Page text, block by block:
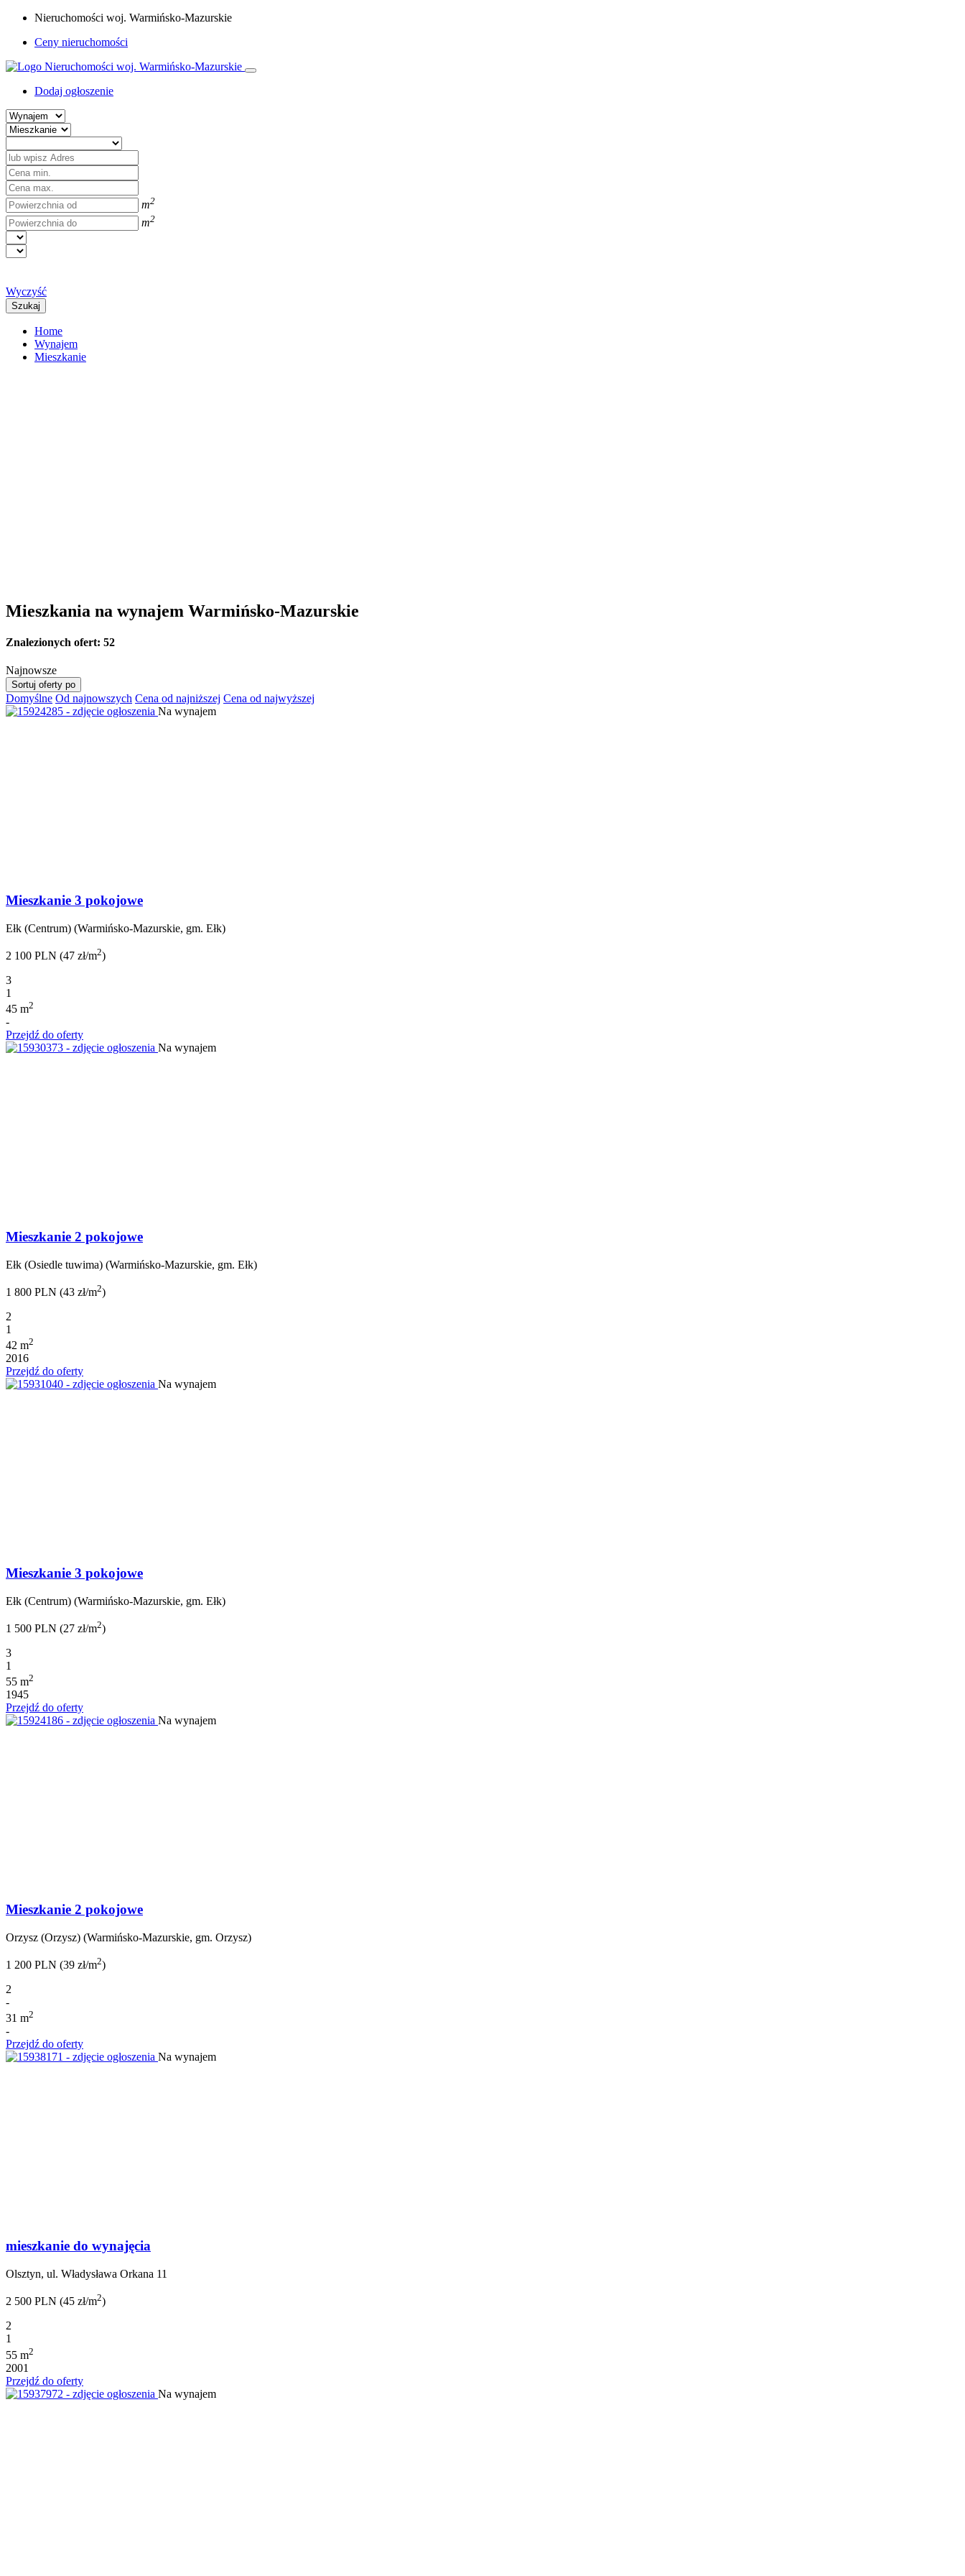
Nieruchomości woj. Warmińsko-Mazurskie
Ceny nieruchomości
Dodaj ogłoszenie
m2
m2
Wyczyść
Szukaj
Home
Wynajem
Mieszkanie
Mieszkania na wynajem Warmińsko-Mazurskie
Znalezionych ofert: 52
Najnowsze
Sortuj oferty po
Domyślne Od najnowszych Cena od najniższej Cena od najwyższej
Na wynajem
Mieszkanie 3 pokojowe
Ełk (Centrum) (Warmińsko-Mazurskie, gm. Ełk)
2 100 PLN (47 zł/m2)
3
1
45 m2
-
Przejdź do oferty
Na wynajem
Mieszkanie 2 pokojowe
Ełk (Osiedle tuwima) (Warmińsko-Mazurskie, gm. Ełk)
1 800 PLN (43 zł/m2)
2
1
42 m2
2016
Przejdź do oferty
Na wynajem
Mieszkanie 3 pokojowe
Ełk (Centrum) (Warmińsko-Mazurskie, gm. Ełk)
1 500 PLN (27 zł/m2)
3
1
55 m2
1945
Przejdź do oferty
Na wynajem
Mieszkanie 2 pokojowe
Orzysz (Orzysz) (Warmińsko-Mazurskie, gm. Orzysz)
1 200 PLN (39 zł/m2)
2
-
31 m2
-
Przejdź do oferty
Na wynajem
mieszkanie do wynajęcia
Olsztyn, ul. Władysława Orkana 11
2 500 PLN (45 zł/m2)
2
1
55 m2
2001
Przejdź do oferty
Na wynajem